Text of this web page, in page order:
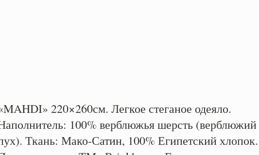
220×260см. Легкое стеганое одеяло.
100% верблюжья шерсть (верблюжий
Ткань: Мако-Сатин, 100% Египетский хлопок.